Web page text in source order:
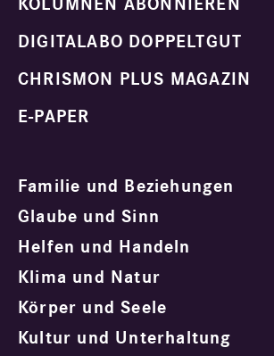
DIGITALABO DOPPELTGUT
CHRISMON PLUS MAGAZIN
E-PAPER
Familie und Beziehungen
Glaube und Sinn
Helfen und Handeln
Klima und Natur
Körper und Seele
Kultur und Unterhaltung